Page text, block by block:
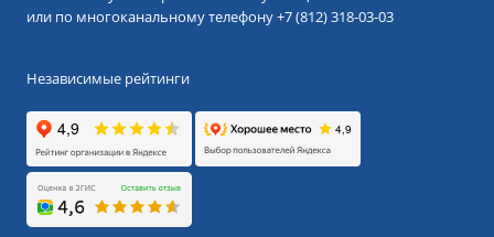
или по многоканальному телефону+7 (812) 318-03-03
Независимые рейтинги